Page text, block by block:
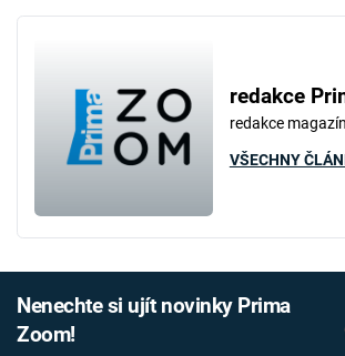
redakce
redakce
VŠECHNY
Nenechte si ujít novinky Prima
Zoom!